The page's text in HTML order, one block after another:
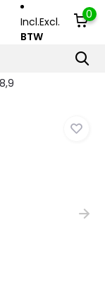
Incl.Excl.
BTW
0